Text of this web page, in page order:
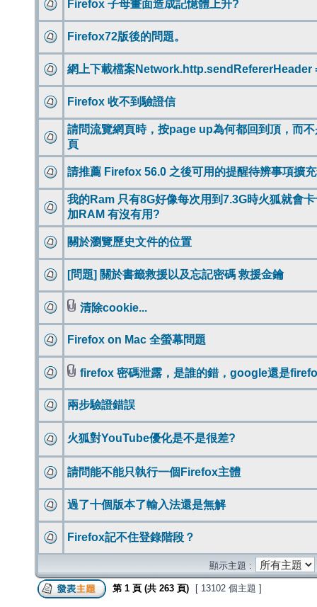
Firefox 子母畫面造成記憶體上升?
Firefox72版後的問題。
網上下載檔案Network.http.sendRefererHeader
Firefox 收不到驗證信
請問流覽網頁時，按page up為何都回到頂，而
頁
請推薦 Firefox 56.0 之後可用的提醒待辨事項擴
我的Ram 只有8G好像每次用到7.3G時火狐就會
加RAM 有沒有用?
關於瀏覽歷史文件的位置
[問題] 關於書籤救援以及忘記密碼 救援金鑰
清除cookie...
Firefox on Mac 全螢幕問題
firefox 密碼泄露，是誰的錯，google還是
兩步驗證錯誤
火狐對YouTube優化是不是很差?
請問能不能只執行一個Firefox主體
過了十個版本了輸入法還是無解
Firefox記不住登錄階段？
顯示主題 :
第 1 頁 (共 263 頁) [ 13102 個主題 ]